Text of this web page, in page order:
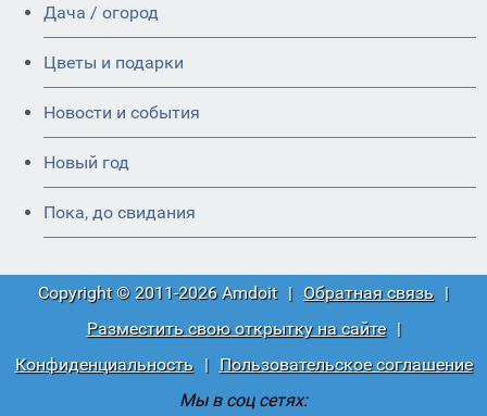
Дача / огород
Цветы и подарки
Новости и события
Новый год
Пока, до свидания
Copyright © 2011-2026 Amdoit | Обратная связь |
Разместить свою открытку на сайте
|
Конфиденциальность
|
Пользовательское соглашение
Мы в соц сетях: